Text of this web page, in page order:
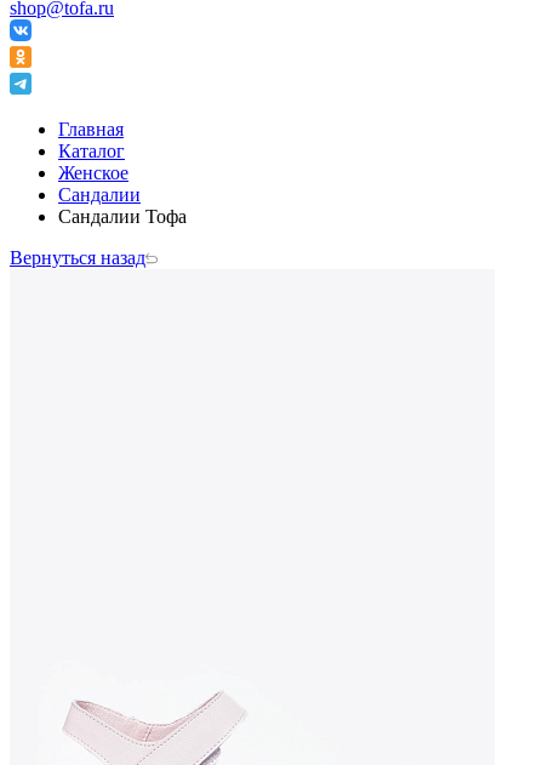
shop@tofa.ru
Главная
Каталог
Женское
Сандалии
Сандалии Тофа
Вернуться назад